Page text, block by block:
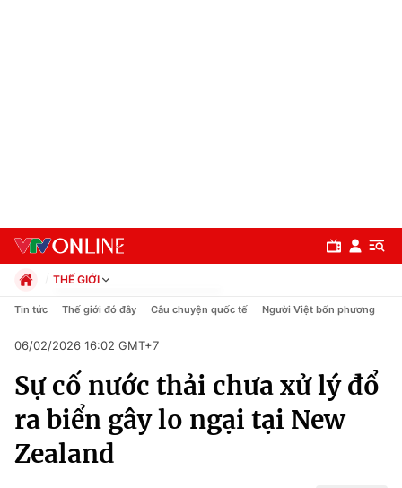
Chuyên mục
Chính trị
Xã hội
THẾ GIỚI
Chính trị
Pháp luật
Kinh tế
Thể thao
Truyền hình
Văn hóa - Giải trí
Tin tức Thế giới đó đây Câu chuyện quốc tế Người Việt bốn phương
06/02/2026 16:02 GMT+7
Sự cố nước thải chưa xử lý đổ
ra biển gây lo ngại tại New
Zealand